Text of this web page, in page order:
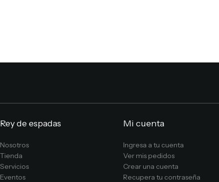
Rey de espadas
Nosotros
Tienda
Servicios
Eventos
Mi cuenta
Ingresa a tu cuenta
Ver mis pedidos
Crear una cuenta
Recupera tu contraseña